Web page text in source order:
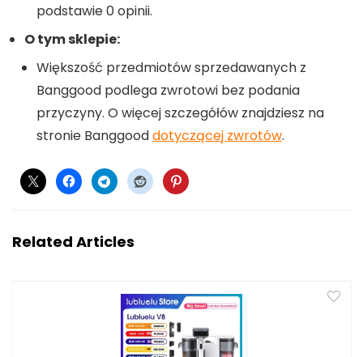
podstawie 0 opinii.
O tym sklepie:
Większość przedmiotów sprzedawanych z
Banggood podlega zwrotowi bez podania
przyczyny. O więcej szczegółów znajdziesz na
stronie Banggooddotyczącej zwrotów.
Related Articles